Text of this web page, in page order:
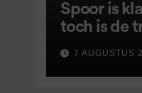
Spoor is
toch is de
Leer
7 AUGUSTUS